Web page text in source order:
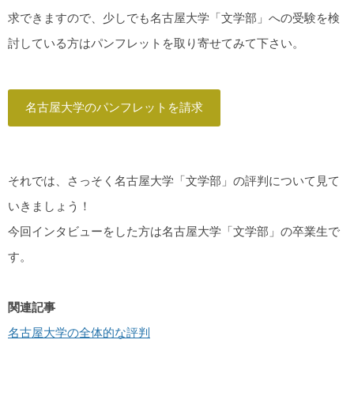
求できますので、少しでも名古屋大学「文学部」への受験を検
討している方はパンフレットを取り寄せてみて下さい。
名古屋大学のパンフレットを請求
それでは、さっそく名古屋大学「文学部」の評判について見て
いきましょう！
今回インタビューをした方は名古屋大学「文学部」の卒業生で
す。
関連記事
名古屋大学の全体的な評判